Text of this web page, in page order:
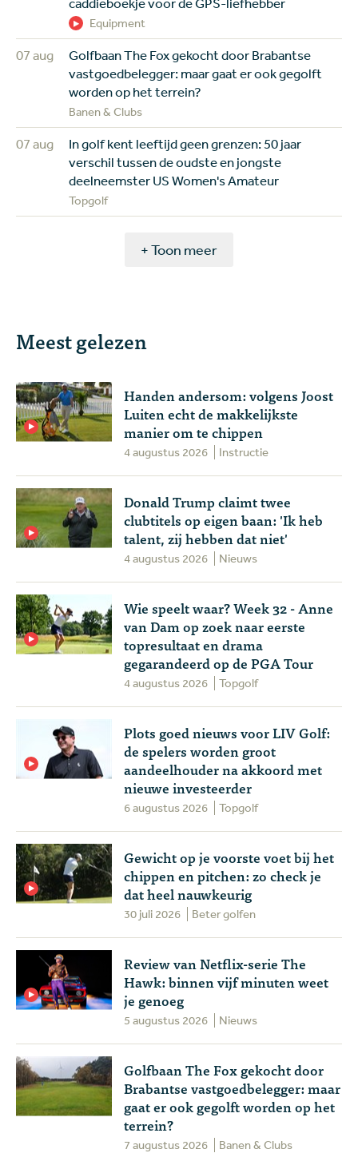
Equipment
07 aug
Golfbaan The Fox gekocht door Brabantse
vastgoedbelegger: maar gaat er ook gegolft
worden op het terrein?
Banen & Clubs
07 aug
In golf kent leeftijd geen grenzen: 50 jaar
verschil tussen de oudste en jongste
deelneemster US Women's Amateur
Topgolf
+ Toon meer
Meest gelezen
Handen andersom: volgens Joost
Luiten echt de makkelijkste
manier om te chippen
4 augustus 2026 Instructie
Donald Trump claimt twee
clubtitels op eigen baan: 'Ik heb
talent, zij hebben dat niet'
4 augustus 2026 Nieuws
Wie speelt waar? Week 32 - Anne
van Dam op zoek naar eerste
topresultaat en drama
gegarandeerd op de PGA Tour
4 augustus 2026 Topgolf
Plots goed nieuws voor LIV Golf:
de spelers worden groot
aandeelhouder na akkoord met
nieuwe investeerder
6 augustus 2026 Topgolf
Gewicht op je voorste voet bij het
chippen en pitchen: zo check je
dat heel nauwkeurig
30 juli 2026 Beter golfen
Review van Netflix-serie The
Hawk: binnen vijf minuten weet
je genoeg
5 augustus 2026 Nieuws
Golfbaan The Fox gekocht door
Brabantse vastgoedbelegger: maar
gaat er ook gegolft worden op het
terrein?
7 augustus 2026 Banen & Clubs